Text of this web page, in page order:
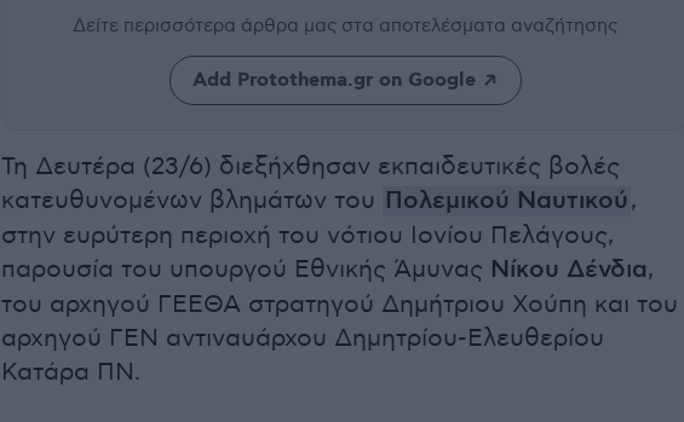
Δείτε περισσότερα άρθρα μας στα αποτελέσματα αναζήτησης
Add Protothema.gr on Google
Τη Δευτέρα (23/6) διεξήχθησαν εκπαιδευτικές βολές
κατευθυνομένων βλημάτων του Πολεμικού Ναυτικού,
στην ευρύτερη περιοχή του νότιου Ιονίου Πελάγους,
παρουσία του υπουργού Εθνικής Άμυνας Νίκου Δένδια,
του αρχηγού ΓΕΕΘΑ στρατηγού Δημήτριου Χούπη και του
αρχηγού ΓΕΝ αντιναυάρχου Δημητρίου-Ελευθερίου
Κατάρα ΠΝ.